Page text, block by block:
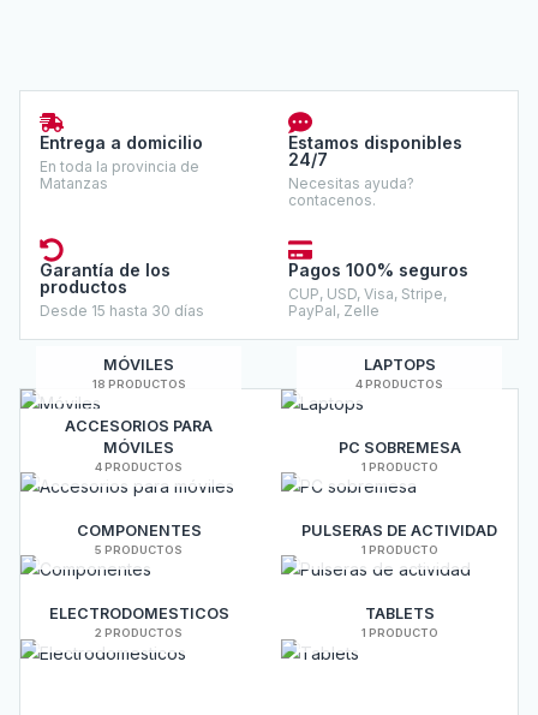
Entrega a domicilio
En toda la provincia de
Matanzas
Estamos disponibles
24/7
Necesitas ayuda?
contacenos.
Garantía de los
productos
Desde 15 hasta 30 días
Pagos 100% seguros
CUP, USD, Visa, Stripe,
PayPal, Zelle
MÓVILES
18 PRODUCTOS
LAPTOPS
4 PRODUCTOS
ACCESORIOS PARA
MÓVILES
4 PRODUCTOS
PC SOBREMESA
1 PRODUCTO
COMPONENTES
5 PRODUCTOS
PULSERAS DE ACTIVIDAD
1 PRODUCTO
ELECTRODOMESTICOS
2 PRODUCTOS
TABLETS
1 PRODUCTO